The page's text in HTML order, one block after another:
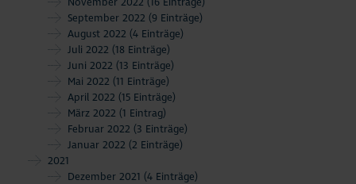
September 2022 (9 Einträge)
August 2022 (4 Einträge)
Juli 2022 (18 Einträge)
Juni 2022 (13 Einträge)
Mai 2022 (11 Einträge)
April 2022 (15 Einträge)
März 2022 (1 Eintrag)
Februar 2022 (3 Einträge)
Januar 2022 (2 Einträge)
2021
Dezember 2021 (4 Einträge)